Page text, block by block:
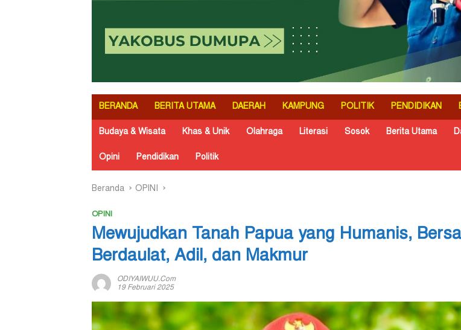
BERANDA BERITA UTAMA DAERAH KAMPUNG POLITIK PENDIDIKAN
Budaya & Wisata Khas & Unik Olahraga Literasi Sosok Berita Utama
Opini Pendidikan Politik
Beranda OPINI
OPINI
Mewujudkan Tanah Papua yang Humanis,
Berdaulat, Adil, dan Makmur
ODIYAIWUU.com
19 Februari 2025